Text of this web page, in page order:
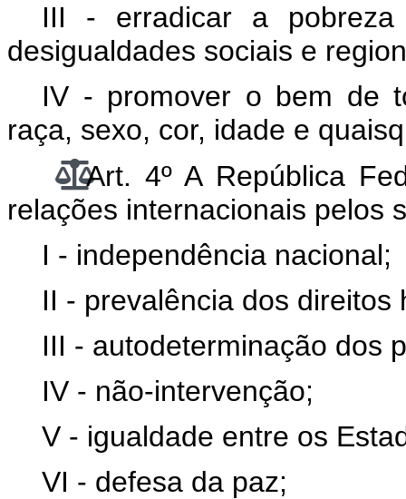
III - erradicar a
desigualdades sociais e
IV - promover o bem de
raça, sexo, cor, idade e
Art. 4º A República
relações internacionais pelos
I - independência nacional;
II - prevalência dos direitos
III - autodeterminação dos
IV - não-intervenção;
V - igualdade entre os
VI - defesa da paz;